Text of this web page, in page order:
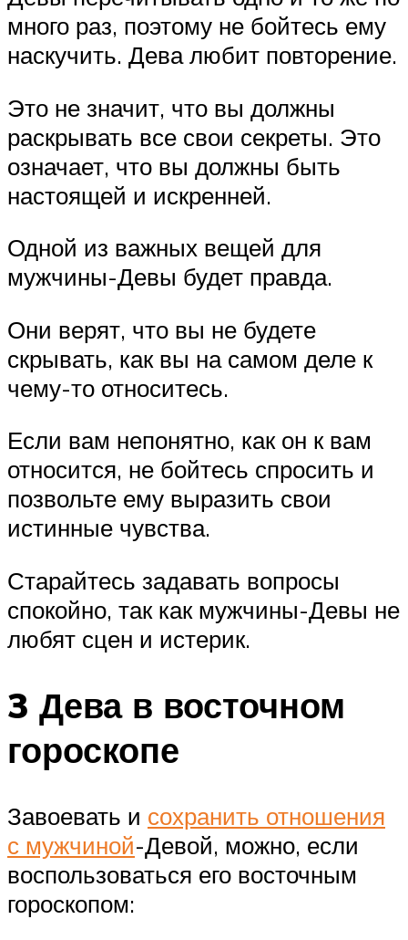
много раз, поэтому не бойтесь ему
наскучить. Дева любит повторение.
Это не значит, что вы должны
раскрывать все свои секреты. Это
означает, что вы должны быть
настоящей и искренней.
Одной из важных вещей для
мужчины-Девы будет правда.
Они верят, что вы не будете
скрывать, как вы на самом деле к
чему-то относитесь.
Если вам непонятно, как он к вам
относится, не бойтесь спросить и
позвольте ему выразить свои
истинные чувства.
Старайтесь задавать вопросы
спокойно, так как мужчины-Девы не
любят сцен и истерик.
3 Дева в восточном
гороскопе
Завоевать и сохранить отношения
с мужчиной-Девой, можно, если
воспользоваться его восточным
гороскопом: